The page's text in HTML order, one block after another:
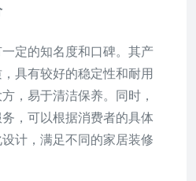
定的知名度和口碑。其产
具有较好的稳定性和耐用
，易于清洁保养。同时，
，可以根据消费者的具体
计，满足不同的家居装修